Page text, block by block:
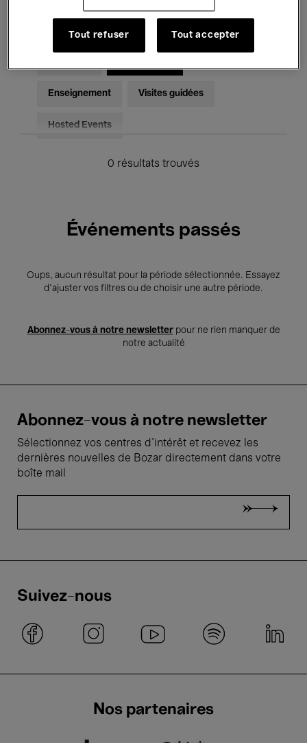
Enseignement Visites guidées
Hosted Events
0 résultats trouvés
Événements passés
Oups, aucun résultat pour la période sélectionnée. Essayez
d’ajuster vos filtres ou de choisir une autre période.
Abonnez-vous à notre newsletterpour ne rien manquer de
notre actualité
Abonnez-vous à notre newsletter
Sélectionnez vos centres d'intérêt et recevez les
dernières nouvelles de Bozar directement dans votre
boîte mail
Suivez-nous
Nos partenaires
Tout refuser Tout accepter